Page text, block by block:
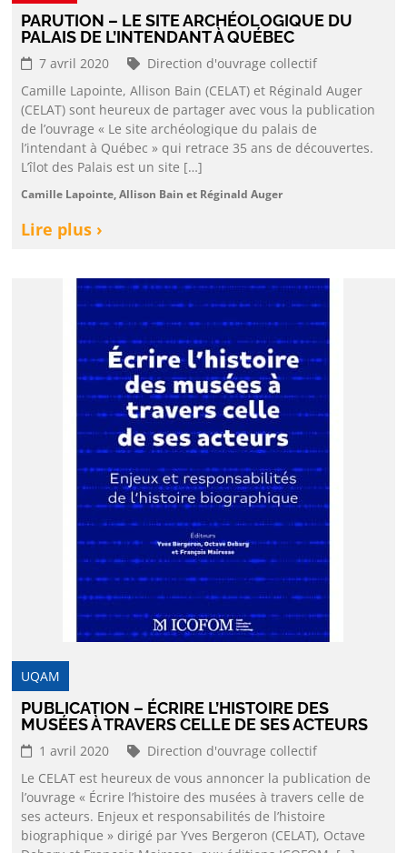
PARUTION – LE SITE ARCHÉOLOGIQUE DU
PALAIS DE L’INTENDANT À QUÉBEC
7 avril 2020
Direction d'ouvrage collectif
Camille Lapointe, Allison Bain (CELAT) et Réginald Auger
(CELAT) sont heureux de partager avec vous la publication
de l’ouvrage « Le site archéologique du palais de
l’intendant à Québec » qui retrace 35 ans de découvertes.
L’îlot des Palais est un site […]
Camille Lapointe, Allison Bain et Réginald Auger
Lire plus ›
UQAM
PUBLICATION – ÉCRIRE L’HISTOIRE DES
MUSÉES À TRAVERS CELLE DE SES ACTEURS
1 avril 2020
Direction d'ouvrage collectif
Le CELAT est heureux de vous annoncer la publication de
l’ouvrage « Écrire l’histoire des musées à travers celle de
ses acteurs. Enjeux et responsabilités de l’histoire
biographique » dirigé par Yves Bergeron (CELAT), Octave